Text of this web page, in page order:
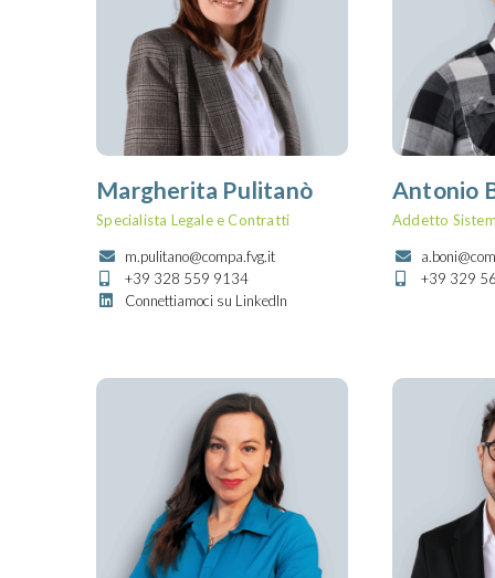
Margherita Pulitanò
Specialista Legale e Contratti
m.pulitano@compa.fvg.it
+39 328 559 9134
Connettiamoci su LinkedIn
Antonio
Addetto
+39 329